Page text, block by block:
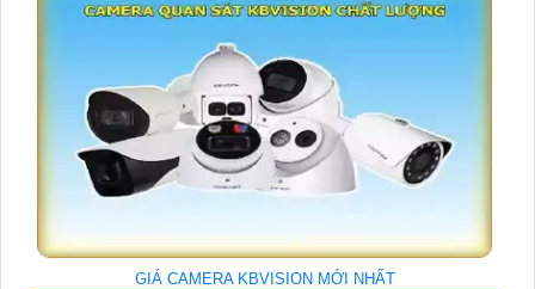
GIÁ CAMERA KBVISION MỚI NHẤT